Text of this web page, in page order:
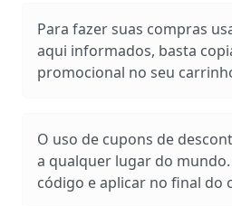
Para fazer suas compras
aqui informados, basta
promocional no seu
O uso de cupons de
a qualquer lugar do
código e aplicar no final do